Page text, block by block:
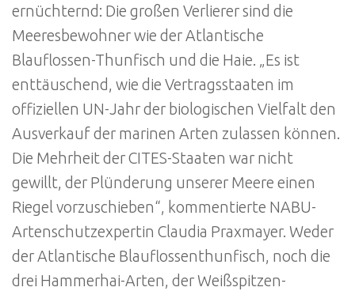
ernüchternd: Die großen Verlierer sind die
Meeresbewohner wie der Atlantische
Blauflossen-Thunfisch und die Haie. „Es ist
enttäuschend, wie die Vertragsstaaten im
offiziellen UN-Jahr der biologischen Vielfalt den
Ausverkauf der marinen Arten zulassen können.
Die Mehrheit der CITES-Staaten war nicht
gewillt, der Plünderung unserer Meere einen
Riegel vorzuschieben“, kommentierte NABU-
Artenschutzexpertin Claudia Praxmayer. Weder
der Atlantische Blauflossenthunfisch, noch die
drei Hammerhai-Arten, der Weißspitzen-